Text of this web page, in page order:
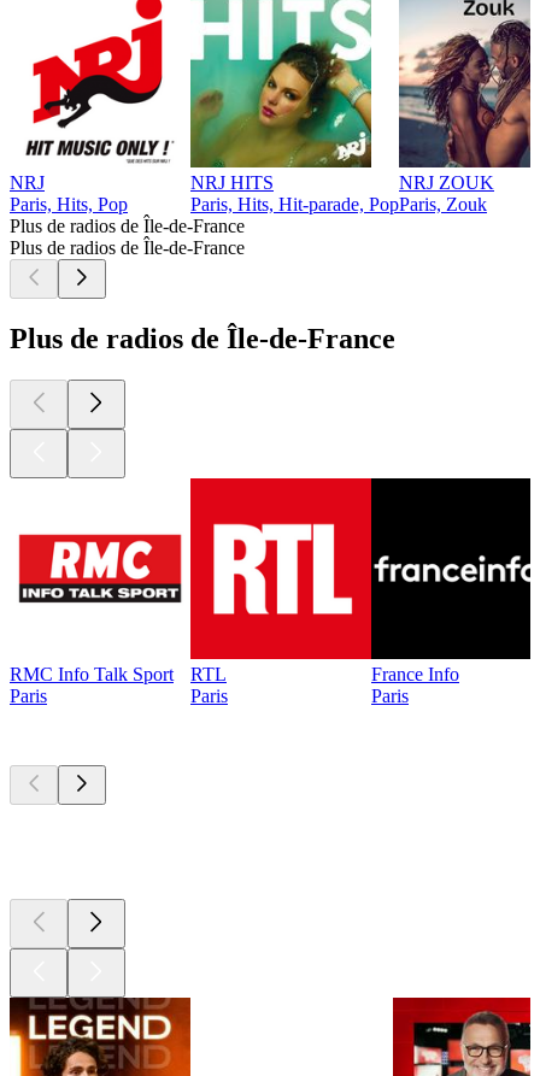
NRJ
Paris, Hits, Pop
NRJ HITS
Paris, Hits, Hit-parade, Pop
NRJ ZOUK
Paris, Zouk
Plus de radios de Île-de-France
Plus de radios de Île-de-France
Plus de radios de Île-de-France
RMC Info Talk Sport
Paris
RTL
Paris
France Info
Paris